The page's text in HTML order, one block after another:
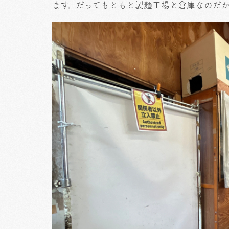
ます。だってもともと製麺工場と倉庫なのだ